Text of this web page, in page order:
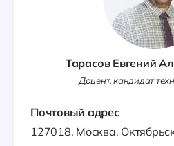
Тарасов Евгений
Доцент, кандидат
Почтовый адрес
127018, Москва,